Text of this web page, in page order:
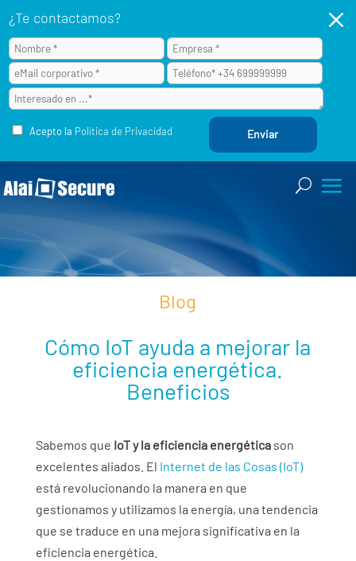
¿Te contactamos?
Acepto la Política de Privacidad
M
Blog
Cómo IoT ayuda a mejorar la
eficiencia energética.
Beneficios
Sabemos que IoT y la eficiencia energéticason
excelentes aliados. El Internet de las Cosas (IoT)
está revolucionando la manera en que
gestionamos y utilizamos la energía, una tendencia
que se traduce en una mejora significativa en la
eficiencia energética.